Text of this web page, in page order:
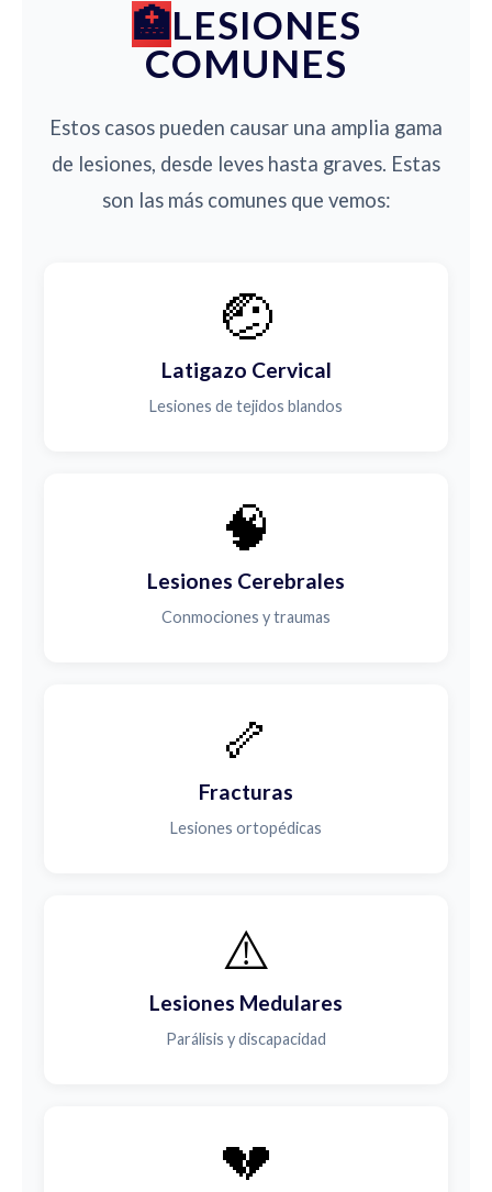
LESIONES
COMUNES
Estos casos pueden causar una amplia gama
de lesiones, desde leves hasta graves. Estas
son las más comunes que vemos:
🤕
Latigazo Cervical
Lesiones de tejidos blandos
🧠
Lesiones Cerebrales
Conmociones y traumas
🦴
Fracturas
Lesiones ortopédicas
⚠️
Lesiones Medulares
Parálisis y discapacidad
💔